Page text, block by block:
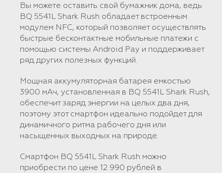
Вы можете оставить свой бумажник дома, ведь
BQ 5541L Shark Rush обладает встроенным
модулем NFC, который позволяет осуществлять
быстрые бесконтактные мобильные платежи с
помощью системы Android Pay и поддерживает
ряд других полезных функций.
Мощная аккумуляторная батарея емкостью
3900 мАч, установленная в BQ 5541L Shark Rush,
обеспечит заряд энергии на целых два дня,
поэтому этот смартфон идеально подойдет для
динамичного ритма рабочего дня или
насыщенных выходных на природе.
Смартфон BQ 5541L Shark Rush можно
приобрести по цене 12 990 рублей в